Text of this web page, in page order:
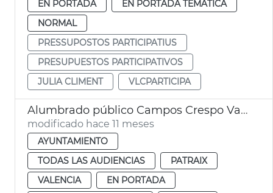
EN PORTADA
EN PORTADA TEMÁTICA
NORMAL
PRESSUPOSTOS PARTICIPATIUS
PRESUPUESTOS PARTICIPATIVOS
JULIA CLIMENT
VLCPARTICIPA
Alumbrado público Campos Crespo València
modificado hace 11 meses
AYUNTAMIENTO
TODAS LAS AUDIENCIAS
PATRAIX
VALENCIA
EN PORTADA